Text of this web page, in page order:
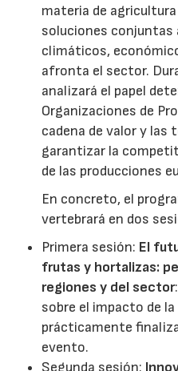
materia de agricultura
soluciones
climáticos,
afronta el sector.
analizará el papel
Organizaciones de
cadena de valor y las
garantizar la
de las producciones
En concreto, el
vertebrará en dos
Primera sesión: El
frutas y hortalizas:
regiones y del sector
sobre el impacto de
prácticamente
evento.
Segunda sesión: